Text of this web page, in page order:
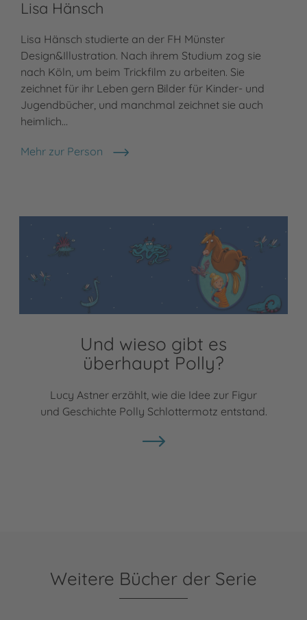
Lisa Hänsch
Lisa Hänsch studierte an der FH Münster
Design&Illustration. Nach ihrem Studium zog sie
nach Köln, um beim Trickfilm zu arbeiten. Sie
zeichnet für ihr Leben gern Bilder für Kinder- und
Jugendbücher, und manchmal zeichnet sie auch
heimlich…
Mehr zur Person
Lisa Hänsch
Und wieso gibt es
überhaupt Polly?
Lucy Astner erzählt, wie die Idee zur Figur
und Geschichte Polly Schlottermotz entstand.
Weitere Bücher der Serie